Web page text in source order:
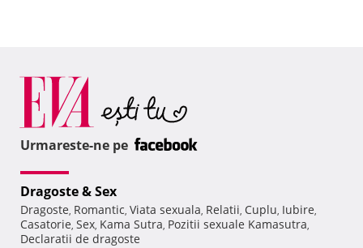
Urmareste-ne pe
Dragoste & Sex
Dragoste, Romantic, Viata sexuala, Relatii, Cuplu, Iubire,
Casatorie, Sex, Kama Sutra, Pozitii sexuale Kamasutra,
Declaratii de dragoste